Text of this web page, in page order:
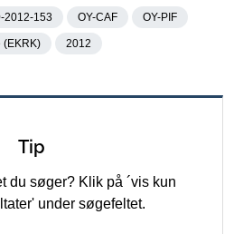
2012-153 OY-CAF OY-PIF
(EKRK) 2012
Tip
du søger? Klik på ´vis kun
under søgefeltet.